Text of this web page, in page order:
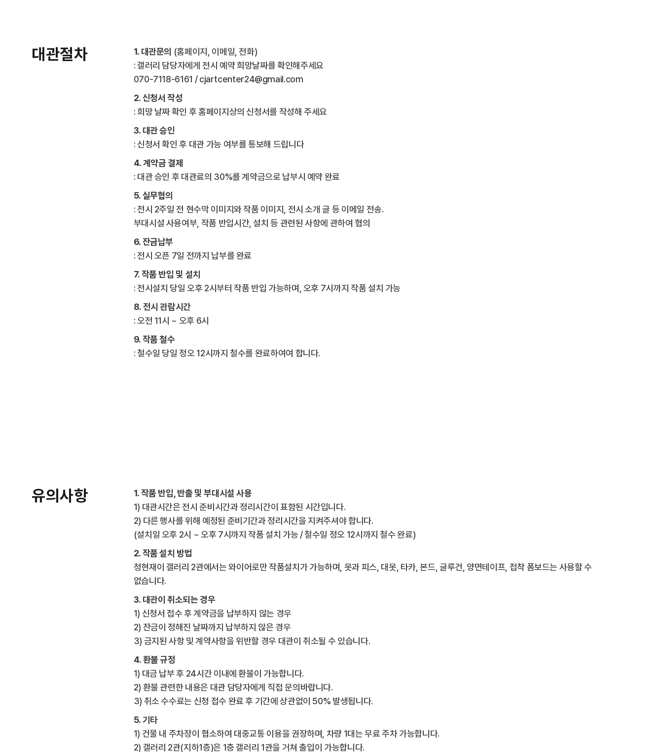
대관절차 1. 대관문의 (홈페이지, 이메일, 전화)
: 갤러리 담당자에게 전시 예약 희망날짜를 확인해주세요
070-7118-6161 / cjartcenter24@gmail.com
2. 신청서 작성
: 희망 날짜 확인 후 홈페이지상의 신청서를 작성해 주세요
3. 대관 승인
: 신청서 확인 후 대관 가능 여부를 통보해 드립니다
4. 계약금 결제
: 대관 승인 후 대관료의 30%를 계약금으로 납부시 예약 완료
5. 실무협의
: 전시 2주일 전 현수막 이미지와 작품 이미지, 전시 소개 글 등 이메일 전송.
부대시설 사용여부, 작품 반입시간, 설치 등 관련된 사항에 관하여 협의
6. 잔금납부
: 전시 오픈 7일 전까지 납부를 완료
7. 작품 반입 및 설치
: 전시설치 당일 오후 2시부터 작품 반입 가능하며, 오후 7시까지 작품 설치 가능
8. 전시 관람시간
: 오전 11시 ~ 오후 6시
9. 작품 철수
: 철수일 당일 정오 12시까지 철수를 완료하여여 합니다.
유의사항
1. 작품 반입, 반출 및 부대시설 사용
1) 대관시간은 전시 준비시간과 정리시간이 표함된 시간입니다.
2) 다른 행사를 위해 예정된 준비기간과 정리시간을 지켜주셔야 합니다.
(설치일 오후 2시 ~ 오후 7시까지 작품 설치 가능 / 철수일 정오 12시까지 철수 완료)
2. 작품 설치 방법
청현재이 갤러리 2관에서는 와이어로만 작품설치가 가능하며, 못과 피스, 대못, 타카, 본드, 글루건, 양면테이프, 접착 폼보드는 사용할 수
없습니다.
3. 대관이 취소되는 경우
1) 신청서 접수 후 계약금을 납부하지 않는 경우
2) 잔금이 정해진 날짜까지 납부하지 않은 경우
3) 금지된 사항 및 계약사항을 위반할 경우 대관이 취소될 수 있습니다.
4. 환불 규정
1) 대금 납부 후 24시간 이내에 환불이 가능합니다.
2) 환불 관련한 내용은 대관 담당자에게 직접 문의바랍니다.
3) 취소 수수료는 신청 접수 완료 후 기간에 상관없이 50% 발생됩니다.
5. 기타
1) 건물 내 주차장이 협소하여 대중교통 이용을 권장하며, 차량 1대는 무료 주차 가능합니다.
2) 갤러리 2관(지하1층)은 1층 갤러리 1관을 거쳐 출입이 가능합니다.